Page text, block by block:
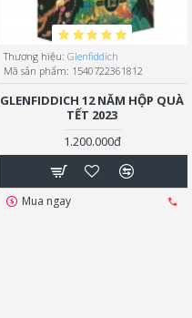
Thương hiệu: Glenfiddich
Mã sản phẩm: 1540722361812
GLENFIDDICH 12 NĂM HỘP QUÀ
TẾT 2023
1.200.000đ
Mua ngay